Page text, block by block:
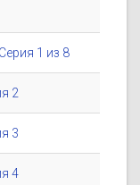
1 из 8
2
3
4